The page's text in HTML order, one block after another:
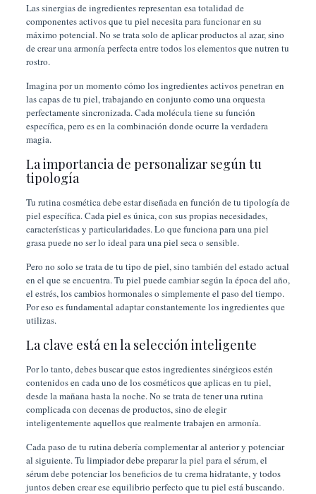
Las sinergias de ingredientes representan esa totalidad de
componentes activos que tu piel necesita para funcionar en su
máximo potencial. No se trata solo de aplicar productos al azar, sino
de crear una armonía perfecta entre todos los elementos que nutren tu
rostro.
Imagina por un momento cómo los ingredientes activos penetran en
las capas de tu piel, trabajando en conjunto como una orquesta
perfectamente sincronizada. Cada molécula tiene su función
específica, pero es en la combinación donde ocurre la verdadera
magia.
La importancia de personalizar según tu
tipología
Tu rutina cosmética debe estar diseñada en función de tu tipología de
piel específica. Cada piel es única, con sus propias necesidades,
características y particularidades. Lo que funciona para una piel
grasa puede no ser lo ideal para una piel seca o sensible.
Pero no solo se trata de tu tipo de piel, sino también del estado actual
en el que se encuentra. Tu piel puede cambiar según la época del año,
el estrés, los cambios hormonales o simplemente el paso del tiempo.
Por eso es fundamental adaptar constantemente los ingredientes que
utilizas.
La clave está en la selección inteligente
Por lo tanto, debes buscar que estos ingredientes sinérgicos estén
contenidos en cada uno de los cosméticos que aplicas en tu piel,
desde la mañana hasta la noche. No se trata de tener una rutina
complicada con decenas de productos, sino de elegir
inteligentemente aquellos que realmente trabajen en armonía.
Cada paso de tu rutina debería complementar al anterior y potenciar
al siguiente. Tu limpiador debe preparar la piel para el sérum, el
sérum debe potenciar los beneficios de tu crema hidratante, y todos
juntos deben crear ese equilibrio perfecto que tu piel está buscando.